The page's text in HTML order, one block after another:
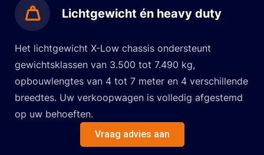
Lichtgewicht én heavy duty
Het lichtgewicht X-Low chassis ondersteunt
gewichtsklassen van 3.500 tot 7.490 kg,
opbouwlengtes van 4 tot 7 meter en 4 verschillende
breedtes. Uw verkoopwagen is volledig afgestemd
op uw behoeften.
Vraag advies aan